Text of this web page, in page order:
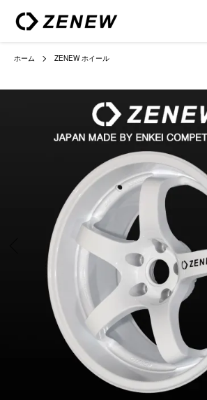
ホーム ZENEW ホイール